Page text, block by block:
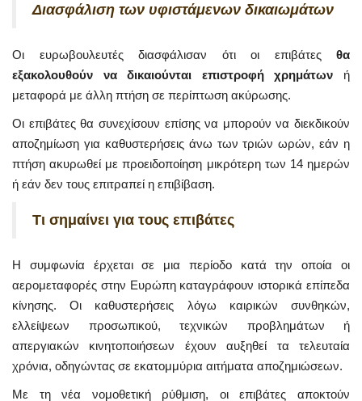
Διασφάλιση των υφιστάμενων δικαιωμάτων
Οι ευρωβουλευτές διασφάλισαν ότι οι επιβάτεςθα
εξακολουθούν να δικαιούνται επιστροφή χρημάτων ή
μεταφορά με άλλη πτήση σε περίπτωση ακύρωσης.
Οι επιβάτες θα συνεχίσουν επίσης να μπορούν να διεκδικούν
αποζημίωση για καθυστερήσεις άνω των τριών ωρών, εάν η
πτήση ακυρωθεί με προειδοποίηση μικρότερη των 14 ημερών
ή εάν δεν τους επιτραπεί η επιβίβαση.
Τι σημαίνει για τους επιβάτες
Η συμφωνία έρχεται σε μια περίοδο κατά την οποία οι
αερομεταφορές στην Ευρώπη καταγράφουν ιστορικά επίπεδα
κίνησης. Οι καθυστερήσεις λόγω καιρικών συνθηκών,
ελλείψεων προσωπικού, τεχνικών προβλημάτων ή
απεργιακών κινητοποιήσεων έχουν αυξηθεί τα τελευταία
χρόνια, οδηγώντας σε εκατομμύρια αιτήματα αποζημιώσεων.
Με τη νέα νομοθετική ρύθμιση, οι επιβάτες αποκτούν